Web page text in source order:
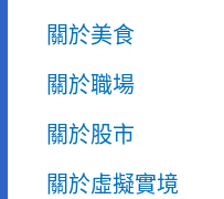
關於美食
關於職場
關於股市
關於虛擬實境